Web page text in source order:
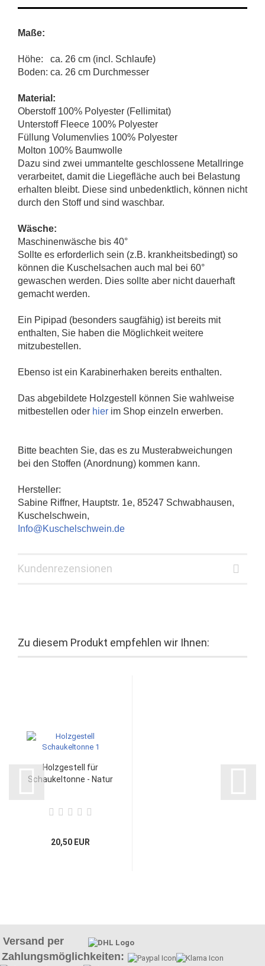
Maße:
Höhe: ca. 26 cm (incl. Schlaufe)
Boden: ca. 26 cm Durchmesser
Material:
Oberstoff 100% Polyester (Fellimitat)
Unterstoff Fleece 100% Polyester
Füllung Volumenvlies 100% Polyester
Molton 100% Baumwolle
Dazu sind zwei ummantelte geschlossene Metallringe
verarbeitet, damit die Liegefläche auch bei Belastung
erhalten bleibt. Diese sind unbedenktlich, können nicht
durch den Stoff und sind waschbar.
Wäsche:
Maschinenwäsche bis 40°
Sollte es erforderlich sein (z.B. krankheitsbedingt) so
können die Kuschelsachen auch mal bei 60°
gewaschen werden. Dies sollte aber nicht dauerhaft
gemacht werden.
Ein Pipipad (besonders saugfähig) ist bereits mit
enthalten, Sie haben die Möglichkeit weitere
mitzubestellen.
Ebenso ist ein Karabinerhaken bereits enthalten.
Das abgebildete Holzgestell können Sie wahlweise
mitbestellen oder hier im Shop einzeln erwerben.
Bitte beachten Sie, das es zu Musterabweichungen
bei den Stoffen (Anordnung) kommen kann.
Hersteller:
Sabine Riffner, Hauptstr. 1e, 85247 Schwabhausen,
Kuschelschwein,
Info@Kuschelschwein.de
Kundenrezensionen
Zu diesem Produkt empfehlen wir Ihnen:
Holzgestell für
Schaukeltonne - Natur
20,50 EUR
Versand per
Zahlungsmöglichkeiten: